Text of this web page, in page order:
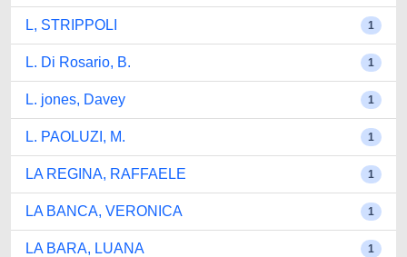
L, STRIPPOLI 1
L. Di Rosario, B. 1
L. jones, Davey 1
L. PAOLUZI, M. 1
LA REGINA, RAFFAELE 1
LA BANCA, VERONICA 1
LA BARA, LUANA 1